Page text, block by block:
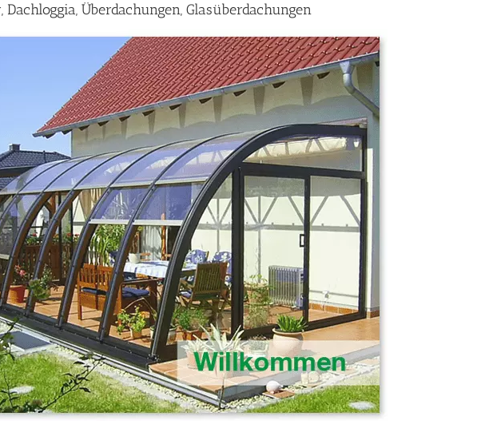
Überdachungen, Glasüberdachungen